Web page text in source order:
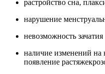
растройство сна,
нарушение
невозможность
наличие изменений на
появление